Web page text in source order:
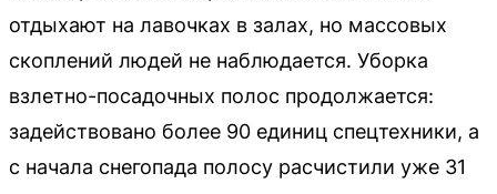
отдыхают на лавочках в залах, но массовых
скоплений людей не наблюдается. Уборка
взлетно-посадочных полос продолжается:
задействовано более 90 единиц спецтехники, а
с начала снегопада полосу расчистили уже 31